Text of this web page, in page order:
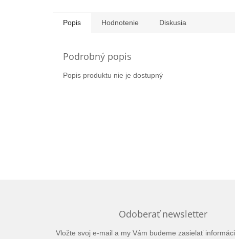
Popis Hodnotenie Diskusia
Podrobný popis
Popis produktu nie je dostupný
Odoberať newsletter
Vložte svoj e-mail a my Vám budeme zasielať